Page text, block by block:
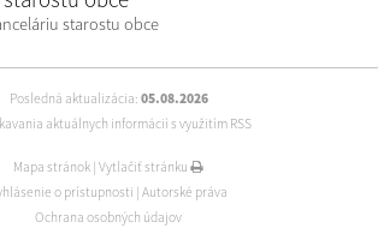
starostu obce
Posledná aktualizácia: 05.08.2026
aktuálnych informácií s využitím RSS
Mapa stránok Vytlačiť stránku
o prístupnosti Autorské práva
Ochrana osobných údajov